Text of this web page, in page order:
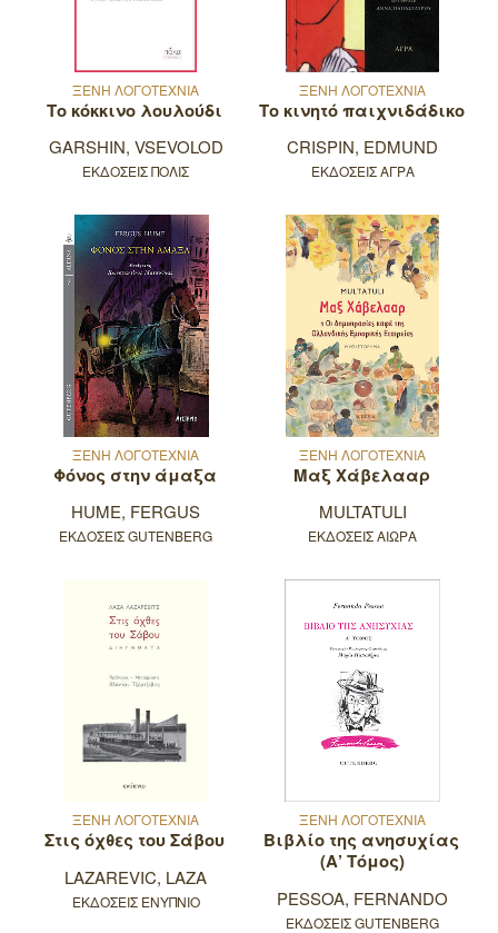
ΞΕΝΗ ΛΟΓΟΤΕΧΝΙΑ
Το κόκκινο λουλούδι
GARSHIN, VSEVOLOD
ΕΚΔΟΣΕΙΣ ΠΟΛΙΣ
ΞΕΝΗ ΛΟΓΟΤΕΧΝΙΑ
Το κινητό παιχνιδάδικο
CRISPIN, EDMUND
ΕΚΔΟΣΕΙΣ ΑΓΡΑ
ΞΕΝΗ ΛΟΓΟΤΕΧΝΙΑ
Φόνος στην άμαξα
HUME, FERGUS
ΕΚΔΟΣΕΙΣ GUTENBERG
ΞΕΝΗ ΛΟΓΟΤΕΧΝΙΑ
Μαξ Χάβελααρ
MULTATULI
ΕΚΔΟΣΕΙΣ ΑΙΩΡΑ
ΞΕΝΗ ΛΟΓΟΤΕΧΝΙΑ
Στις όχθες του Σάβου
LAZAREVIC, LAZA
ΕΚΔΟΣΕΙΣ ΕΝΥΠΝΙΟ
ΞΕΝΗ ΛΟΓΟΤΕΧΝΙΑ
Βιβλίο της ανησυχίας
(Α’ Τόμος)
PESSOA, FERNANDO
ΕΚΔΟΣΕΙΣ GUTENBERG